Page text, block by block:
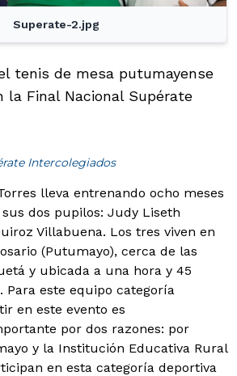
Superate-2.jpg
tenis de mesa putumayense
la Final Nacional Supérate
Intercolegiados
lleva entrenando ocho meses
dos pupilos: Judy Liseth
Villabuena. Los tres viven en
(Putumayo), cerca de las
y ubicada a una hora y 45
Para este equipo categoría
en este evento es
por dos razones: por
y la Institución Educativa Rural
en esta categoría deportiva